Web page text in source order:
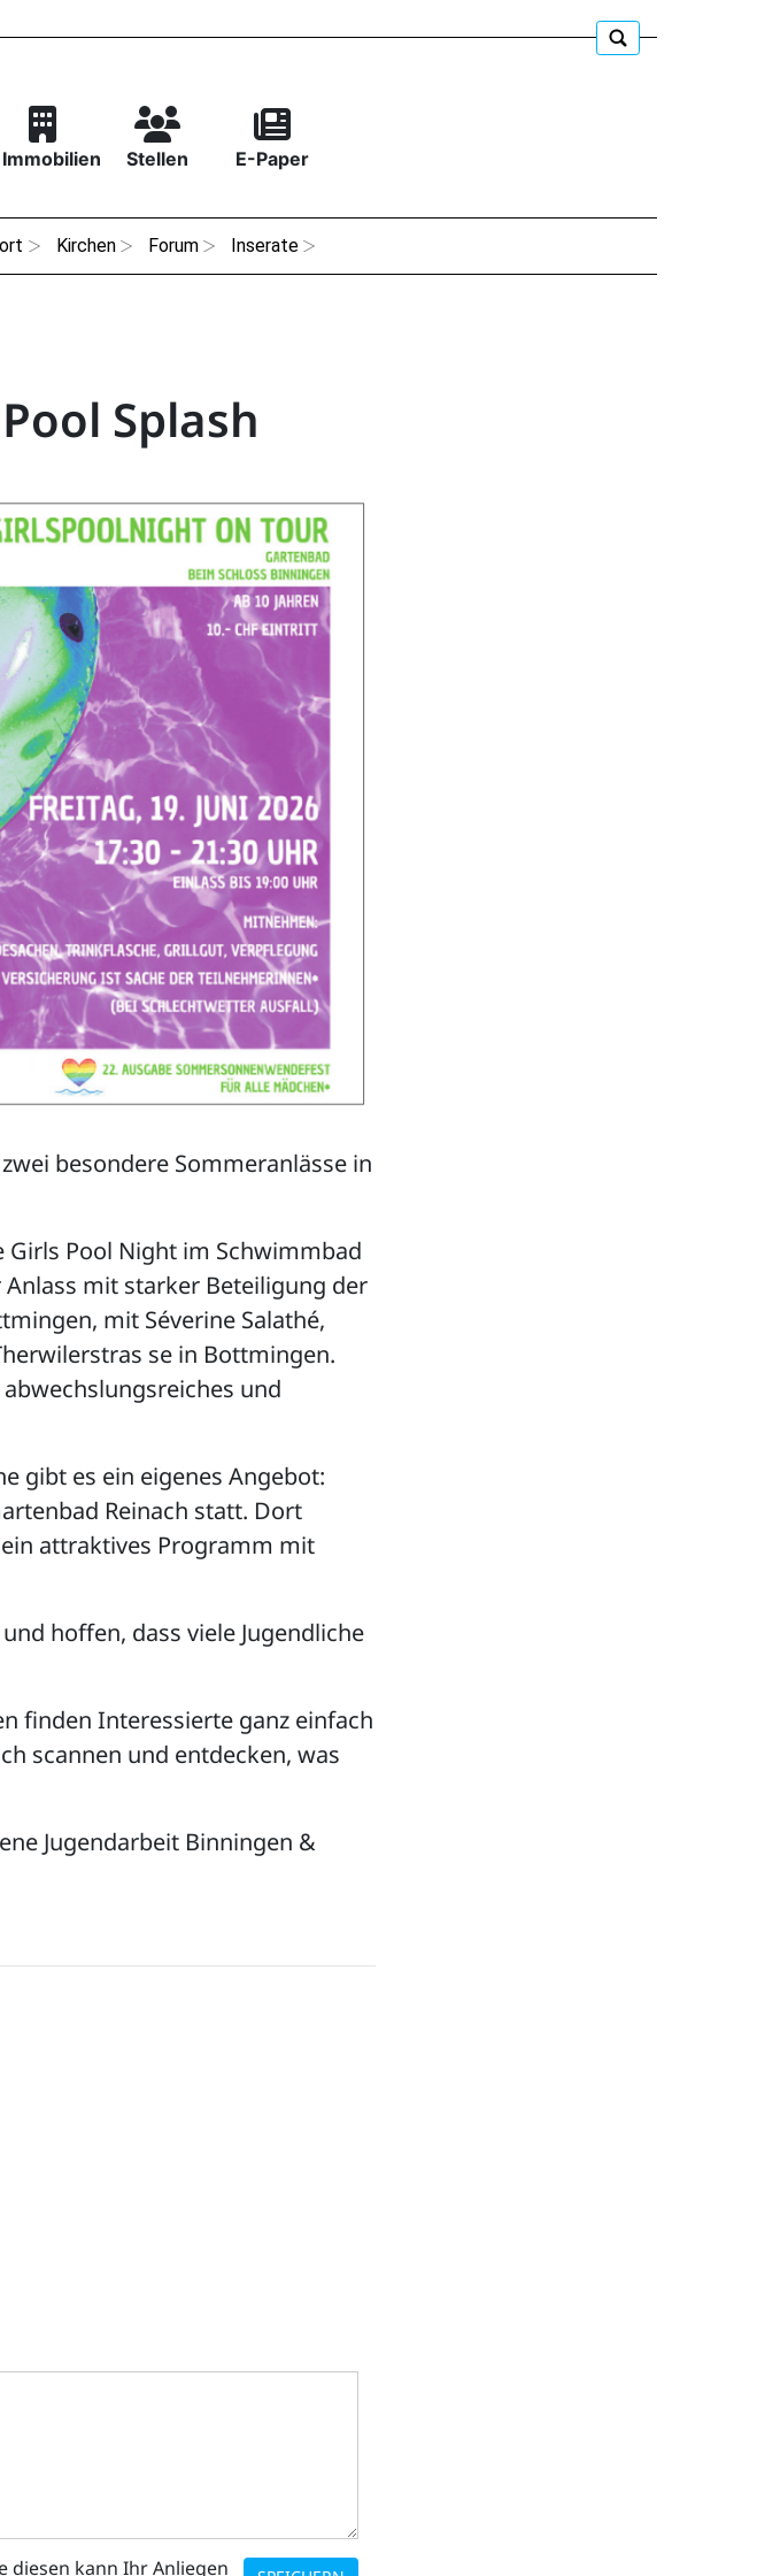
Immobilien Stellen E-Paper
Kirchen Forum Inserate
Splash
besondere Sommeranlässe in
Pool Night im Schwimmbad
mit starker Beteiligung der
mit Séverine Salathé,
se in Bottmingen.
und
gibt es ein eigenes Angebot:
Reinach statt. Dort
attraktives Programm mit
hoffen, dass viele Jugendliche
finden Interessierte ganz einfach
scannen und entdecken, was
Jugendarbeit Binningen &
diesen kann Ihr Anliegen